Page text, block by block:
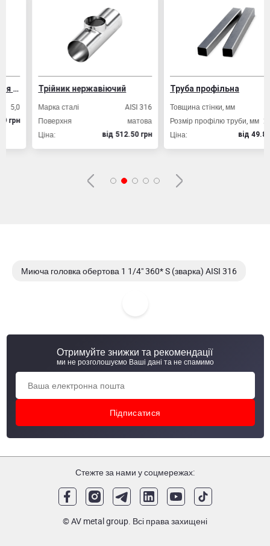
Трійник нержавіючий
Марка сталі
AISI 316
Поверхня
матова
Ціна:
вiд 512.50 грн
Труба профільна
Товщина стінки, мм
Розмір профілю труби, мм
20х20
Ціна:
вiд 49.80 грн
Миюча головка обертова 1 1/4" 360* S (зварка) AISI 316
Миюча головка обертова 1" 360* thread (різьба) AISI
304/304L, шар - 53 мм.
Отримуйте знижки та рекомендації
ми не розголошуємо Ваші дані та не спамимо
Стежте за нами у соцмережах:
© AV metal group. Всі права захищені